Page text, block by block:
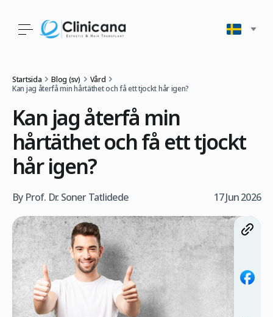
Startsida Blog (sv)
Vård
Kan jag återfå min hårtäthet och få ett tjockt hår igen?
Kan jag återfå min
hårtäthet och få ett tjockt
hår igen?
By Prof. Dr. Soner Tatlidede 17 Jun 2026